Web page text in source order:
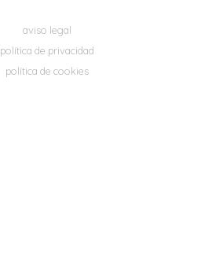
aviso legal
política de privacidad
política de cookies